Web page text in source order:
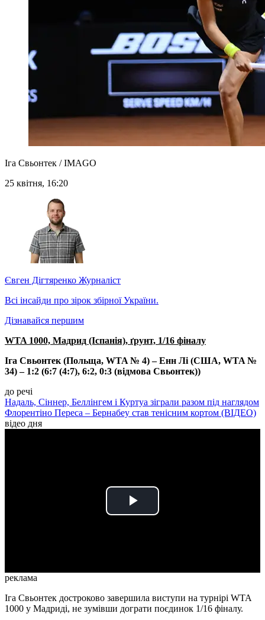
Іга Свьонтек / IMAGO
25 квітня, 16:20
Євген Дігтяренко Журналіст
Всі інсайди про зірок збірної України.
Дізнавайся першим
WTA 1000, Мадрид (Іспанія), ґрунт, 1/16 фіналу
Іга Свьонтек (Польща, WTA № 4) – Енн Лі (США, WTA №
34) – 1:2 (6:7 (4:7), 6:2, 0:3 (відмова Свьонтек))
до речі
Надаль, Сіннер, Беллінгем і Куртуа зіграли разом під наглядом
Флорентіно Переса – Бернабеу став тенісним кортом (ВІДЕО)
відео дня
Play
реклама
Іга Свьонтек достроково завершила виступи на турнірі WTA
1000 у Мадриді, не зумівши дограти поєдинок 1/16 фіналу.